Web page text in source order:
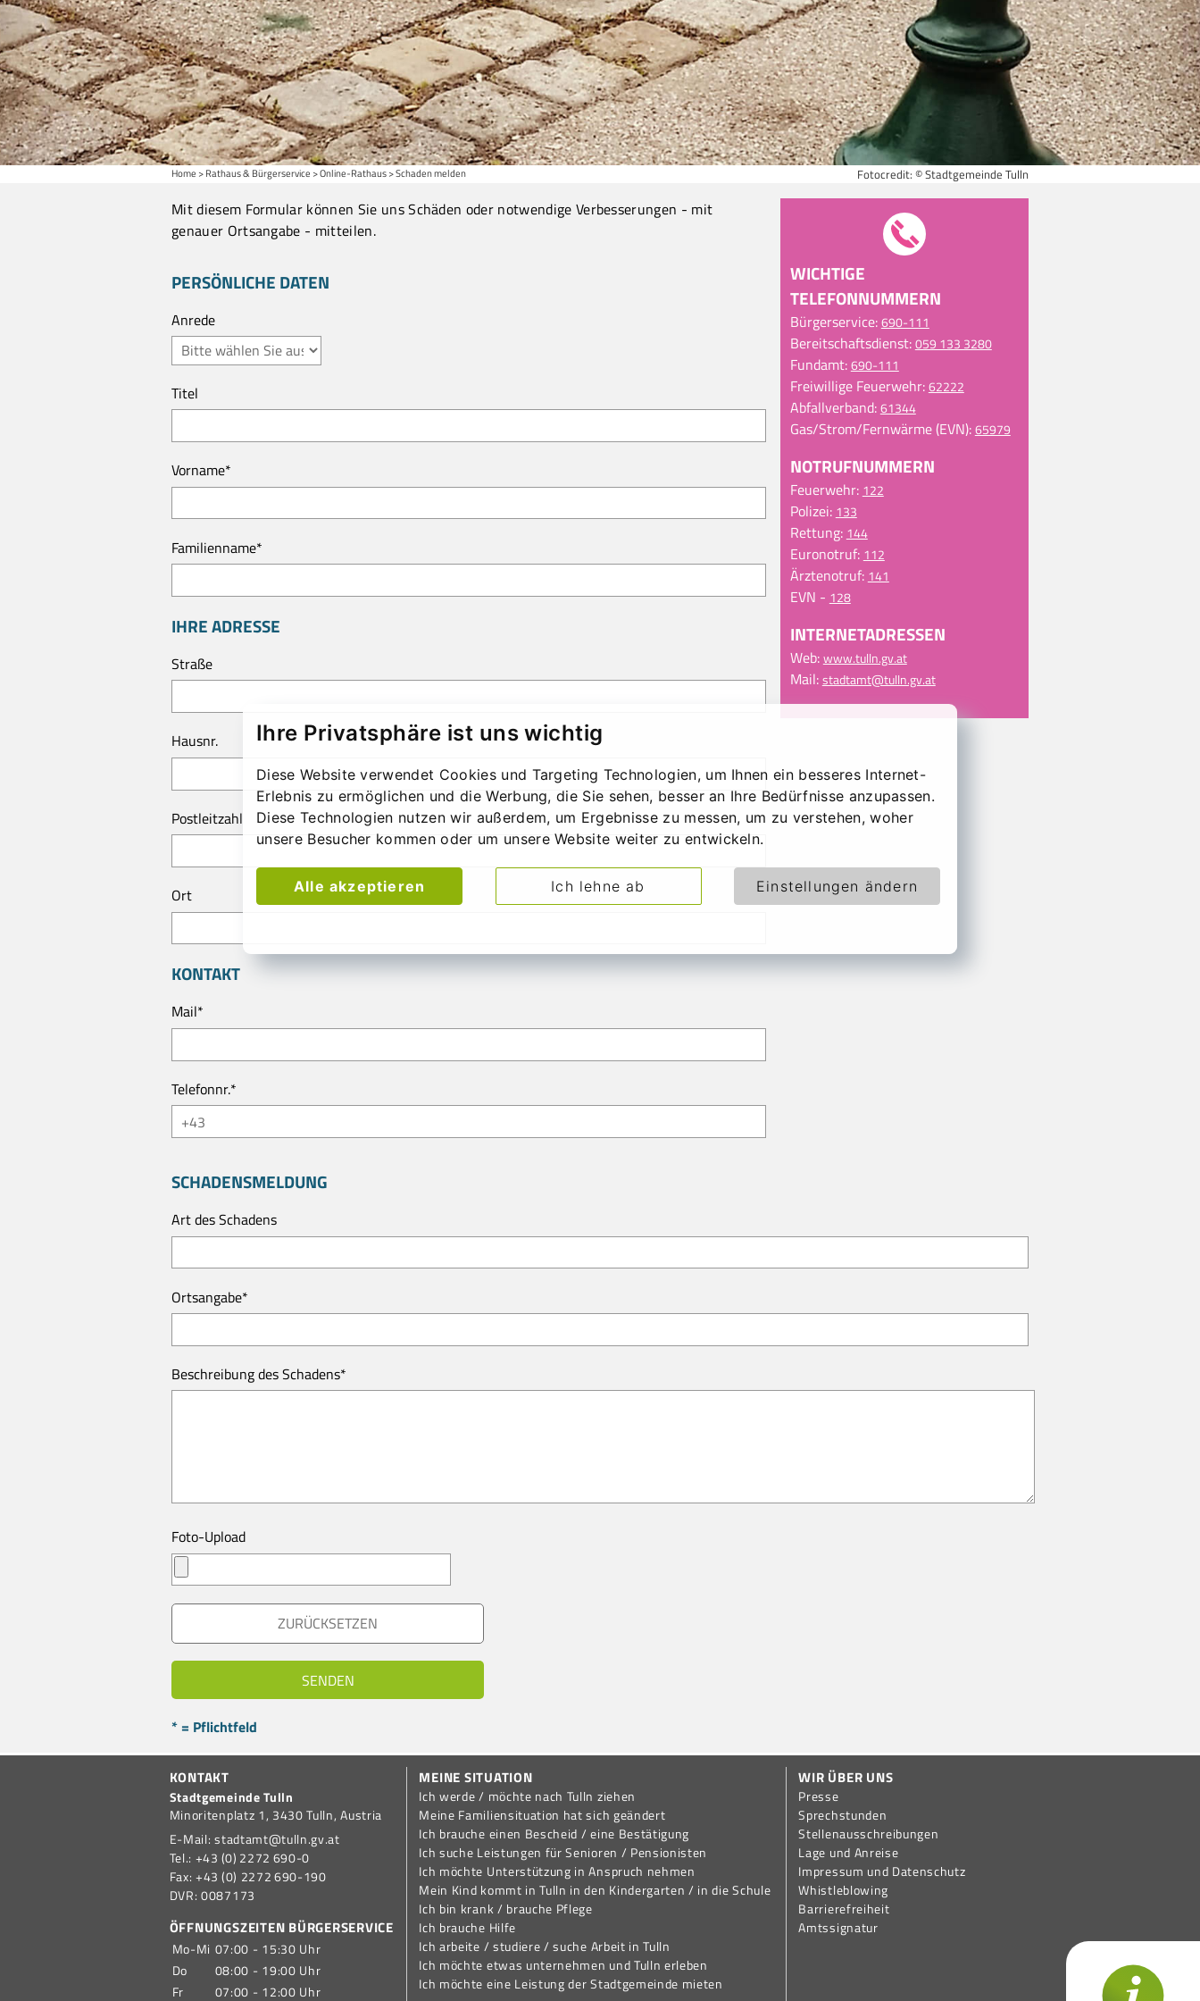
Ihre Privatsphäre ist uns wichtig
Diese Website verwendet Cookies und Targeting Technologien, um Ihnen ein besseres Internet-
Erlebnis zu ermöglichen und die Werbung, die Sie sehen, besser an Ihre Bedürfnisse anzupassen.
Diese Technologien nutzen wir außerdem, um Ergebnisse zu messen, um zu verstehen, woher
unsere Besucher kommen oder um unsere Website weiter zu entwickeln.
Alle akzeptieren Ich lehne ab Einstellungen ändern
Fotocredit: © Stadtgemeinde Tulln
Home Rathaus & Bürgerservice Online-Rathaus Schaden melden
WICHTIGE
TELEFONNUMMERN
Bürgerservice 690-111
Bereitschaftsdienst 059 133 3280
Fundamt 690-111
Freiwillige Feuerwehr 62222
Abfallverband 61344
Gas/Strom/Fernwärme (EVN) 65979
NOTRUFNUMMERN
Feuerwehr 122
Polizei 133
Rettung 144
Euronotruf 112
Ärztenotruf 141
EVN 128
INTERNETADRESSEN
Web www.tulln.gv.at
Mail stadtamt@tulln.gv.at
Mit diesem Formular können Sie uns Schäden oder notwendige Verbesserungen - mit
genauer Ortsangabe - mitteilen.
PERSÖNLICHE DATEN
Anrede
Titel
Vorname*
Familienname*
IHRE ADRESSE
Straße
Hausnr.
Postleitzahl
Ort
KONTAKT
Mail*
Telefonnr.*
SCHADENSMELDUNG
Art des Schadens
Ortsangabe*
Beschreibung des Schadens*
Foto-Upload
* = Pflichtfeld
KONTAKT
Stadtgemeinde Tulln
Minoritenplatz 1, 3430 Tulln, Austria
E-Mail: stadtamt@tulln.gv.at
Tel.: +43 (0) 2272 690-0
Fax: +43 (0) 2272 690-190
DVR: 0087173
ÖFFNUNGSZEITEN BÜRGERSERVICE
Mo-Mi 07:00 - 15:30 Uhr
Do
08:00 - 19:00 Uhr
Fr
07:00 - 12:00 Uhr
MEINE SITUATION
Ich werde / möchte nach Tulln ziehen
Meine Familiensituation hat sich geändert
Ich brauche einen Bescheid / eine Bestätigung
Ich suche Leistungen für Senioren / Pensionisten
Ich möchte Unterstützung in Anspruch nehmen
Mein Kind kommt in Tulln in den Kindergarten / in die Schule
Ich bin krank / brauche Pflege
Ich brauche Hilfe
Ich arbeite / studiere / suche Arbeit in Tulln
Ich möchte etwas unternehmen und Tulln erleben
Ich möchte eine Leistung der Stadtgemeinde mieten
WIR ÜBER UNS
Presse
Sprechstunden
Stellen­aus­schreib­ungen
Lage und Anreise
Impressum und Datenschutz
Whistleblowing
Barrierefreiheit
Amtssignatur